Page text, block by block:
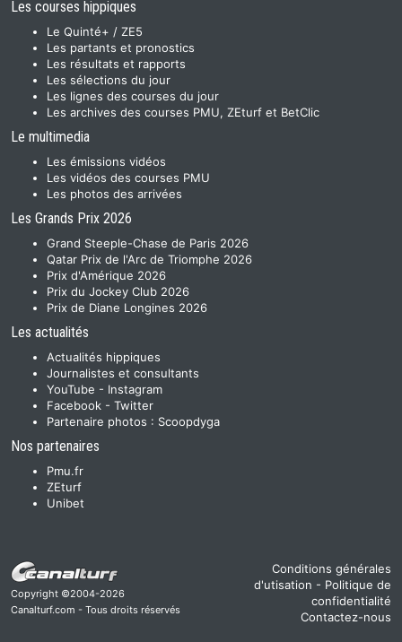
Les courses hippiques
Le Quinté+ / ZE5
Les partants et pronostics
Les résultats et rapports
Les sélections du jour
Les lignes des courses du jour
Les archives des courses PMU, ZEturf et BetClic
Le multimedia
Les émissions vidéos
Les vidéos des courses PMU
Les photos des arrivées
Les Grands Prix 2026
Grand Steeple-Chase de Paris 2026
Qatar Prix de l'Arc de Triomphe 2026
Prix d'Amérique 2026
Prix du Jockey Club 2026
Prix de Diane Longines 2026
Les actualités
Actualités hippiques
Journalistes et consultants
YouTube - Instagram
Facebook - Twitter
Partenaire photos : Scoopdyga
Nos partenaires
Pmu.fr
ZEturf
Unibet
Copyright ©2004-2026
Canalturf.com - Tous droits réservés
Conditions générales
d'utisation - Politique de
confidentialité
Contactez-nous